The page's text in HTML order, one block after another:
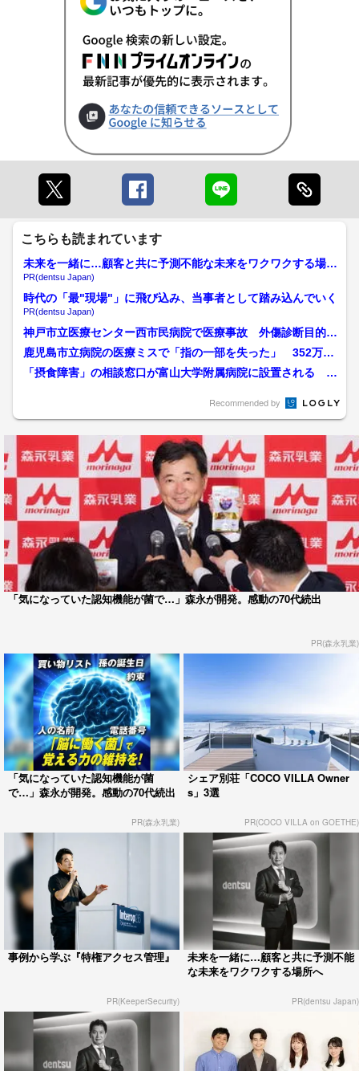
こちらも読まれています
未来を一緒に…顧客と共に予測不能な未来をワクワクする場所
へ
PR(dentsu Japan)
時代の「最"現場"」に飛び込み、当事者として踏み込んでいく
PR(dentsu Japan)
神戸市立医療センター西市民病院で医療事故 外傷診断目的で
受診・70代女性患者のC...
鹿児島市立病院の医療ミスで「指の一部を失った」 352万円
の賠償合意
「摂食障害」の相談窓口が富山大学附属病院に設置される 富
Recommended by
「気になっていた認知機能が菌で…」森永が開発。感動の70代続出
PR(森永乳業)
「気になっていた認知機能が菌
で…」森永が開発。感動の70代続出
PR(森永乳業)
シェア別荘「COCO VILLA Owner
s」3選
PR(COCO VILLA on GOETHE)
事例から学ぶ『特権アクセス管理』
PR(KeeperSecurity)
未来を一緒に…顧客と共に予測不能
な未来をワクワクする場所へ
PR(dentsu Japan)